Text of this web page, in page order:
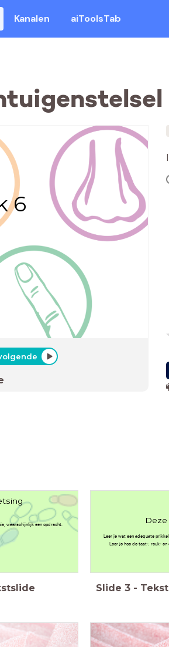
Kanalen aiToolsTab
6
waarschijnlijk een opdracht. Deze
Leer je wat een adequate
Leer je hoe de tast-, reuk-
Slide 3 -